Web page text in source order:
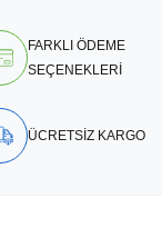
FARKLI ÖDEME
SEÇENEKLERİ
ÜCRETSİZ KARGO